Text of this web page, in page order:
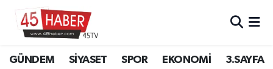
GÜNDEM SİYASET SPOR EKONOMİ 3.SAYFA